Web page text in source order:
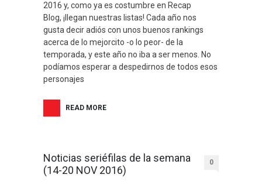
2016 y, como ya es costumbre en Recap
Blog, ¡llegan nuestras listas! Cada año nos
gusta decir adiós con unos buenos rankings
acerca de lo mejorcito -o lo peor- de la
temporada, y este año no iba a ser menos. No
podíamos esperar a despedirnos de todos esos
personajes
READ MORE
Noticias seriéfilas de la semana
(14-20 NOV 2016)
0